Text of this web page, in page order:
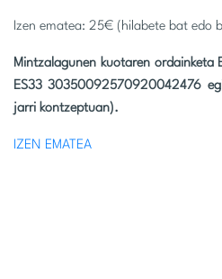
Izen ematea: 25€ (hilabete bat edo
Mintzalagunen kuotaren ordainketa
ES33 30350092570920042476
jarri kontzeptuan).
IZEN EMATEA